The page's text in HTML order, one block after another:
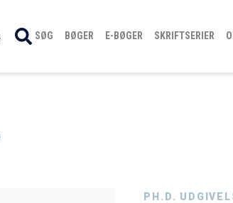
SØG BØGER E-BØGER SKRIFTSERIER
PH.D.